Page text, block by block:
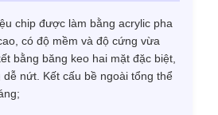
chip được làm bằng acrylic pha
có độ mềm và độ cứng vừa
bằng băng keo hai mặt đặc biệt,
dễ nứt. Kết cấu bề ngoài tổng thể